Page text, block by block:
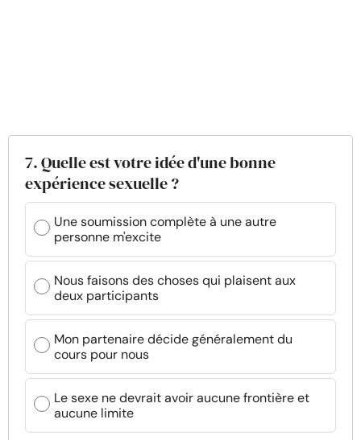
7. Quelle est votre idée d'une bonne
expérience sexuelle ?
Une soumission complète à une autre
personne m'excite
Nous faisons des choses qui plaisent aux
deux participants
Mon partenaire décide généralement du
cours pour nous
Le sexe ne devrait avoir aucune frontière et
aucune limite